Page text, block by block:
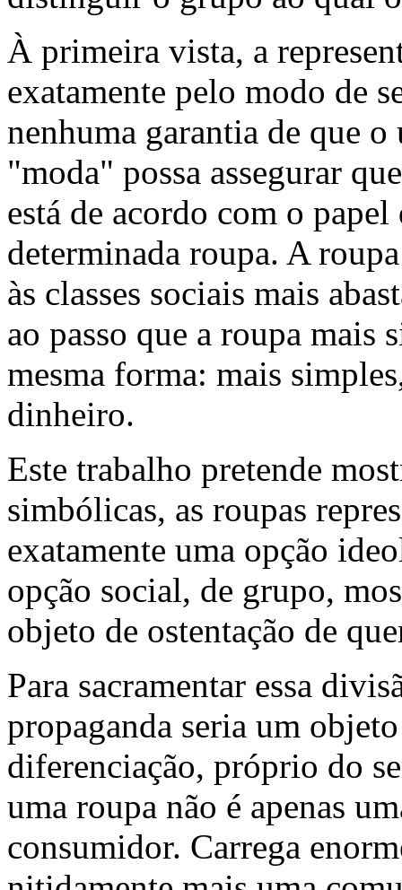
À primeira vista, a
exatamente pelo modo de
nenhuma garantia de que
"moda" possa assegurar
está de acordo com o papel
determinada roupa. A
às classes sociais mais
ao passo que a roupa mais
mesma forma: mais
dinheiro.
Este trabalho pretende
simbólicas, as roupas
exatamente uma opção
opção social, de grupo,
objeto de ostentação de
Para sacramentar essa
propaganda seria um
diferenciação, próprio do
uma roupa não é apenas
consumidor. Carrega